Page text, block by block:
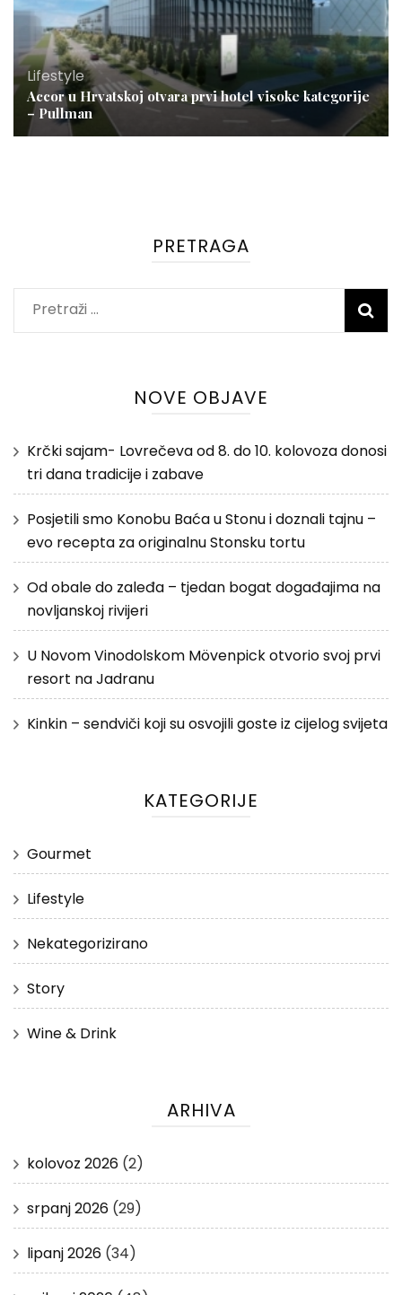
Lifestyle
Accor u Hrvatskoj otvara prvi hotel visoke kategorije
– Pullman
PRETRAGA
Pretraži:
NOVE OBJAVE
Krčki sajam- Lovrečeva od 8. do 10. kolovoza donosi
tri dana tradicije i zabave
Posjetili smo Konobu Baća u Stonu i doznali tajnu –
evo recepta za originalnu Stonsku tortu
Od obale do zaleđa – tjedan bogat događajima na
novljanskoj rivijeri
U Novom Vinodolskom Mövenpick otvorio svoj prvi
resort na Jadranu
Kinkin – sendviči koji su osvojili goste iz cijelog svijeta
KATEGORIJE
Gourmet
Lifestyle
Nekategorizirano
Story
Wine & Drink
ARHIVA
kolovoz 2026 (2)
srpanj 2026 (29)
lipanj 2026 (34)